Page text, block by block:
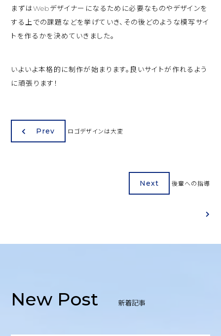
まずはWebデザイナーになるために必要なものやデザインを
する上での課題などを挙げていき、その後どのような模写サイ
トを作るかを決めていきました。
いよいよ本格的に制作が始まります。良いサイトが作れるよう
に頑張ります！
Prev ロゴデザインは大変
Next 後輩への指導
New Post 新着記事